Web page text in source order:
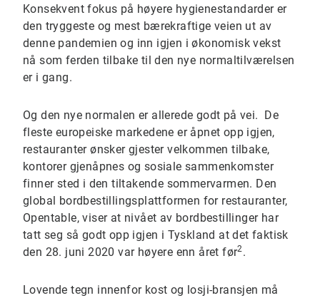
Konsekvent fokus på høyere hygienestandarder er
den tryggeste og mest bærekraftige veien ut av
denne pandemien og inn igjen i økonomisk vekst
nå som ferden tilbake til den nye normaltilværelsen
er i gang.
Og den nye normalen er allerede godt på vei. De
fleste europeiske markedene er åpnet opp igjen,
restauranter ønsker gjester velkommen tilbake,
kontorer gjenåpnes og sosiale sammenkomster
finner sted i den tiltakende sommervarmen. Den
global bordbestillingsplattformen for restauranter,
Opentable, viser at nivået av bordbestillinger har
tatt seg så godt opp igjen i Tyskland at det faktisk
den 28. juni 2020 var høyere enn året før2.
Lovende tegn innenfor kost og losji-bransjen må